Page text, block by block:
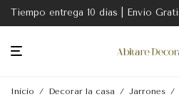
Inicio / Decorar la casa / Jarrones /